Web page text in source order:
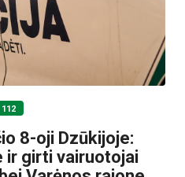
112
8-oji Dzūkijoje:
ir girti vairuotojai